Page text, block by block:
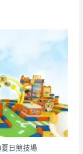
日競技場